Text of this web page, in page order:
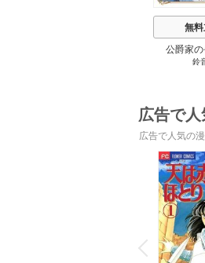
無
公爵家
鈴
広告で人
広告で人気の
P
r
e
v
i
o
u
s